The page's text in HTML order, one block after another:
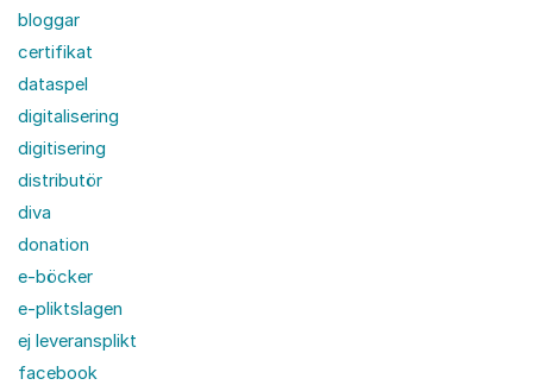
bloggar
certifikat
dataspel
digitalisering
digitisering
distributör
diva
donation
e-böcker
e-pliktslagen
ej leveransplikt
facebook